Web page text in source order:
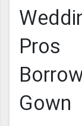
Gown